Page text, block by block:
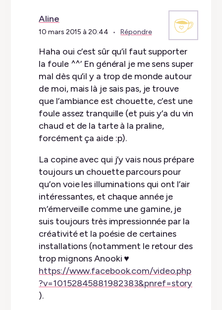
Aline
10 mars 2015 à 20:44 Répondre
Haha oui c’est sûr qu’il faut supporter
la foule ^^’ En général je me sens super
mal dès qu’il y a trop de monde autour
de moi, mais là je sais pas, je trouve
que l’ambiance est chouette, c’est une
foule assez tranquille (et puis y’a du vin
chaud et de la tarte à la praline,
forcément ça aide :p).
La copine avec qui j’y vais nous prépare
toujours un chouette parcours pour
qu’on voie les illuminations qui ont l’air
intéressantes, et chaque année je
m’émerveille comme une gamine, je
suis toujours très impressionnée par la
créativité et la poésie de certaines
installations (notamment le retour des
trop mignons Anooki ♥
https://www.facebook.com/video.php
?v=10152845881982383&pnref=story
).